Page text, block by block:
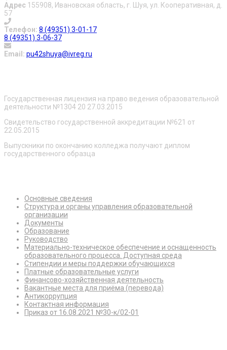
Адрес 155908, Ивановская область, г. Шуя, ул. Кооперативная, д.
57
Телефон: 8 (49351) 3-01-17
8 (49351) 3-06-37
Email: pu42shuya@ivreg.ru
Государственная лицензия на право ведения образовательной
деятельности №1304 20 27.03.2015
Свидетельство государственной аккредитации №621 от
22.05.2015
Выпускники по окончанию колледжа получают диплом
государственного образца
Основные сведения
Структура и органы управления образовательной
организации
Документы
Образование
Руководство
Материально-техническое обеспечение и оснащенность
образовательного процесса. Доступная среда
Стипендии и меры поддержки обучающихся
Платные образовательные услуги
Финансово-хозяйственная деятельность
Вакантные места для приёма (перевода)
Антикоррупция
Контактная информация
Приказ от 16.08.2021 №30-к/02-01